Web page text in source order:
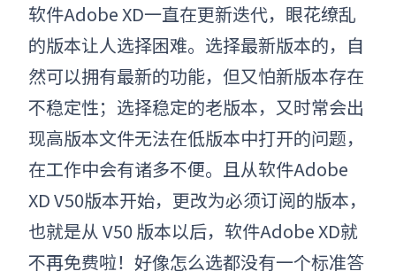
软件Adobe XD一直在更新迭代，眼花缭乱
的版本让人选择困难。选择最新版本的，自
然可以拥有最新的功能，但又怕新版本存在
不稳定性；选择稳定的老版本，又时常会出
现高版本文件无法在低版本中打开的问题，
在工作中会有诸多不便。且从软件Adobe
XD V50版本开始，更改为必须订阅的版本，
也就是从 V50 版本以后， 软件Adobe XD就
不再免费啦！好像怎么选都没有一个标准答